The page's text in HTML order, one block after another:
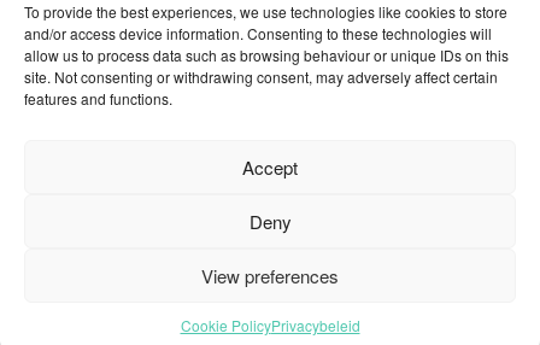
To provide the best experiences, we use technologies like cookies to store
and/or access device information. Consenting to these technologies will
allow us to process data such as browsing behaviour or unique IDs on this
site. Not consenting or withdrawing consent, may adversely affect certain
features and functions.
Accept
Deny
View preferences
Cookie PolicyPrivacybeleid
Collectie
Duurzaamheid
Een dealer vinden
Veelgestelde vragen